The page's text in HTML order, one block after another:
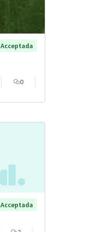
Acceptada
0
Acceptada